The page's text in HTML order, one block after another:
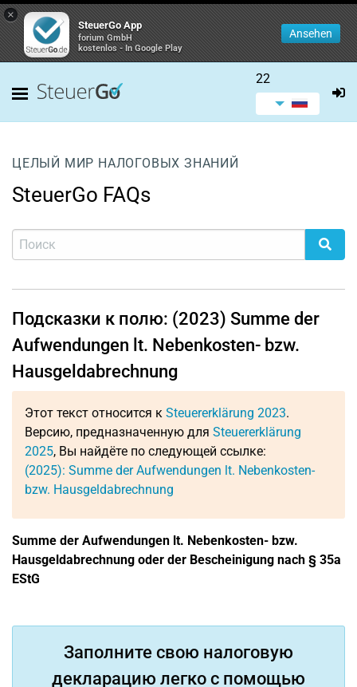
×
SteuerGo App
forium GmbH
kostenlos - In Google Play
Ansehen
22
ЦЕЛЫЙ МИР НАЛОГОВЫХ ЗНАНИЙ
SteuerGo FAQs
Подсказки к полю: (2023) Summe der
Aufwendungen lt. Nebenkosten- bzw.
Hausgeldabrechnung
Этот текст относится к Steuererklärung 2023.
Версию, предназначенную для Steuererklärung
2025, Вы найдёте по следующей ссылке:
(2025): Summe der Aufwendungen lt. Nebenkosten-
bzw. Hausgeldabrechnung
Summe der Aufwendungen lt. Nebenkosten- bzw.
Hausgeldabrechnung oder der Bescheinigung nach § 35a
EStG
Заполните свою налоговую
декларацию легко с помощью